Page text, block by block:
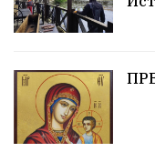
абсурд
Коледа Чиста
Софийски